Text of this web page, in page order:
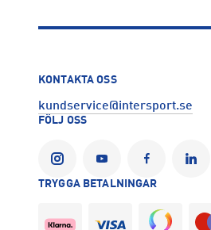
Leverantörens produktnummer:
Tillverkaradress: Produktvägen
KONTAKTA OSS
kundservice@intersport.se
FÖLJ OSS
TRYGGA BETALNINGAR